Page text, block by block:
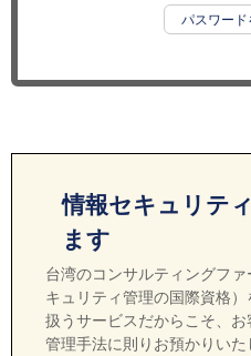
パスワー
情報セキュリテ
ます
台湾のコンサルティングフ
キュリティ管理の国際資格
扱うサービスだからこそ、
管理手法に則りお預かりいた